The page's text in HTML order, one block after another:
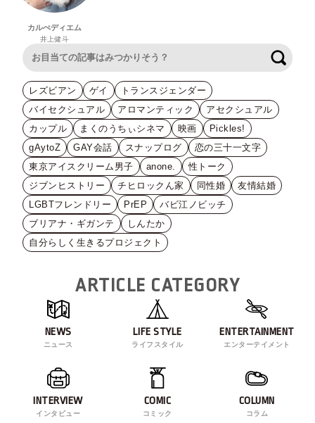
カルぺディエム
井上健斗
レズビアン ゲイ
トランスジェンダー
バイセクシュアル
アロマンティック
アセクシュアル
カップル
まくのうちぃシネマ 映画
Pickles!
gAytoZ
GAY会話 スナップログ
恋の三十一文字
東京アイスクリーム男子
anone.
性トーク
ジブンヒストリー
チヒロックん家 同性婚
友情結婚
LGBTフレンドリー
PrEP
バビ江ノビッチ
ブリアナ・ギガンテ
しんたか
自分らしく生きるプロジェクト
ARTICLE CATEGORY
NEWS
ニュース
LIFE STYLE
ライフスタイル
ENTERTAINMENT
エンターテイメント
INTERVIEW
インタビュー
COMIC
コミック
COLUMN
コラム